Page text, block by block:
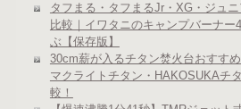
タフまる・タフまるJr・XG・ジュ
比較｜イワタニのキャンプバーナ
ぶ【保存版】
30cm薪が入るチタン焚火台おすす
マクライトチタン・HAKOSUKAチ
較！